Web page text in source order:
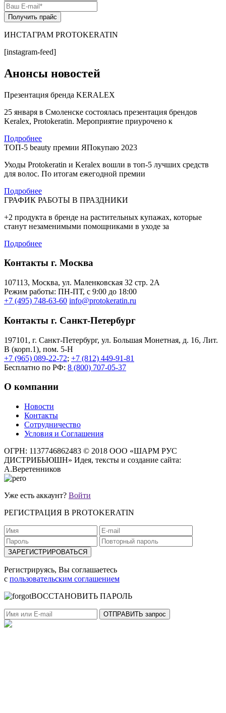
Получить прайс
ИНСТАГРАМ PROTOKERATIN
[instagram-feed]
Анонсы новостей
Презентация бренда KERALEX
25 января в Смоленске состоялась презентация брендов
Keralex, Protokeratin. Мероприятие приурочено к
Подробнее
ТОП-5 beauty премии ЯПокупаю 2023
Уходы Protokeratin и Keralex вошли в топ-5 лучших средств
для волос. По итогам ежегодной премии
Подробнее
ГРАФИК РАБОТЫ В ПРАЗДНИКИ
+2 продукта в бренде на растительных купажах, которые
станут незаменимыми помощниками в уходе за
Подробнее
Контакты г. Москва
107113, Moсква, ул. Маленковская 32 стр. 2А
Режим работы: ПН-ПТ, с 9:00 до 18:00
+7 (495) 748-63-60 info@protokeratin.ru
Контакты г. Санкт-Петербург
197101, г. Санкт-Петербург, ул. Большая Монетная, д. 16, Лит.
В (корп.1), пом. 5-Н
+7 (965) 089-22-72; +7 (812) 449-91-81
Бесплатно по РФ: 8 (800) 707-05-37
О компании
Новости
Контакты
Сотрудничество
Условия и Соглашения
ОГРН: 1137746862483 © 2018 ООО «ШАРМ РУС
ДИСТРИБЬЮШН» Идея, тексты и создание сайта:
А.Веретенников
Уже есть аккаунт? Войти
РЕГИСТРАЦИЯ В PROTOKERATIN
Регистрируясь, Вы соглашаетесь
с пользовательским соглашением
ВОССТАНОВИТЬ ПАРОЛЬ